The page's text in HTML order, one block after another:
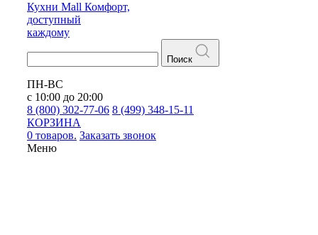
Кухни Mall Комфорт,
доступный
каждому
Поиск
ПН-ВС
с 10:00 до 20:00
8 (800) 302-77-06 8 (499) 348-15-11
КОРЗИНА
0 товаров. Заказать звонок
Меню